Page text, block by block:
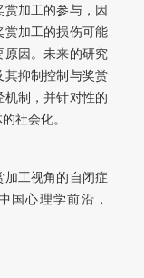
加工的参与，因
赏加工的损伤可能
原因。未来的研究
其抑制控制与奖赏
机制，并针对性的
社会化。
工视角的自闭症
国心理学前沿，